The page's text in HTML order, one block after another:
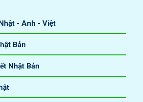
- Anh - Việt
Bản
Nhật Bản